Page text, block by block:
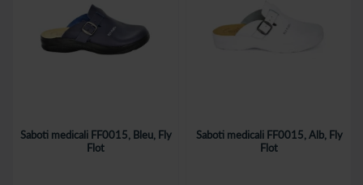
Saboti medicali FF0015, Bleu, Fly
Flot
Saboti medicali FF0015, Alb, Fly
Flot